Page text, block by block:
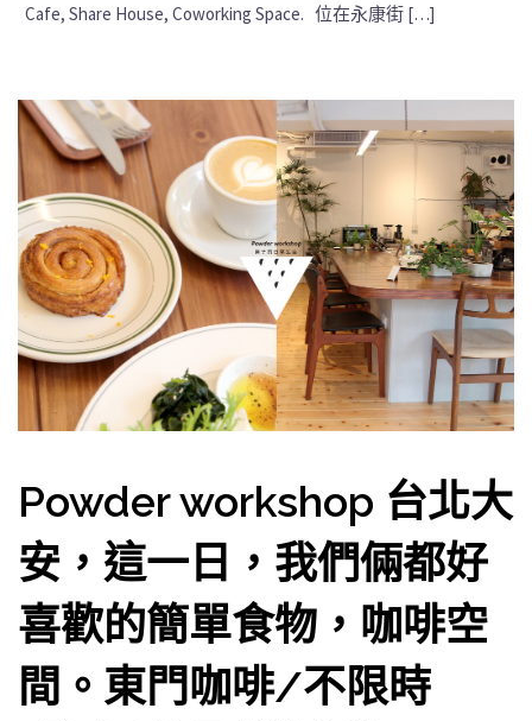
Cafe, Share House, Coworking Space. 位在永康街 […]
Powder workshop 台北大
安，這一日，我們倆都好
喜歡的簡單食物，咖啡空
間。東門咖啡/不限時